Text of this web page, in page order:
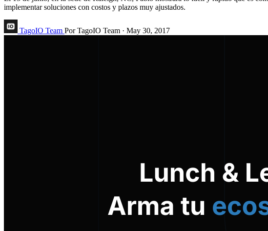
implementar soluciones con costos y plazos muy ajustados.
TagoIO Team Por TagoIO Team · May 30, 2017